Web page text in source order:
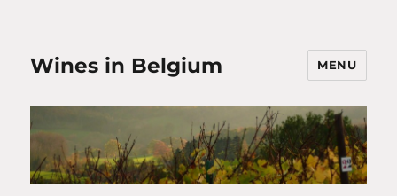
Wines in Belgium MENU